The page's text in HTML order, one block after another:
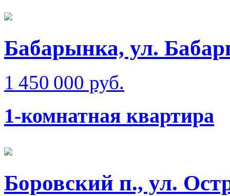
Бабарынка, ул.
1 450 000 руб.
1-комнатная квартира
Боровский п., ул.